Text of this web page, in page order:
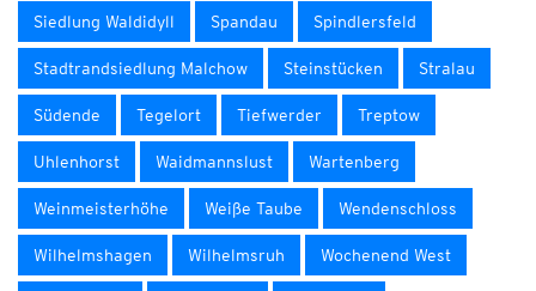
Siedlung Waldidyll Spandau Spindlersfeld
Stadtrandsiedlung Malchow Steinstücken Stralau
Südende Tegelort Tiefwerder Treptow
Uhlenhorst Waidmannslust Wartenberg
Weinmeisterhöhe Weiße Taube Wendenschloss
Wilhelmshagen Wilhelmsruh Wochenend West